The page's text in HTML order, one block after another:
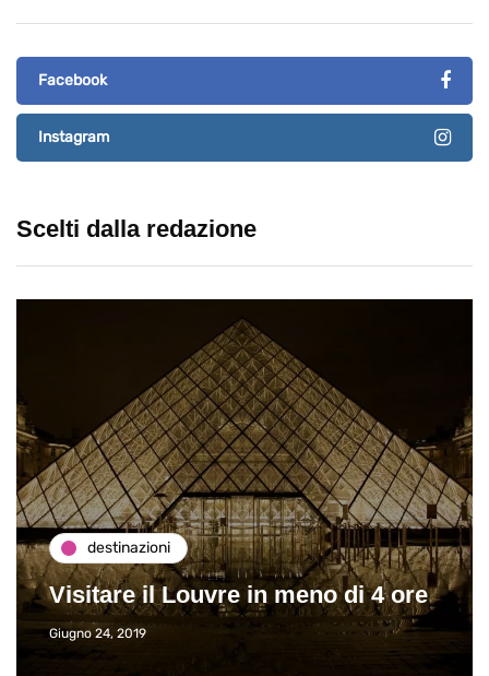
Facebook
Instagram
Scelti dalla redazione
destinazioni
Visitare il Louvre in meno di 4 ore
Giugno 24, 2019